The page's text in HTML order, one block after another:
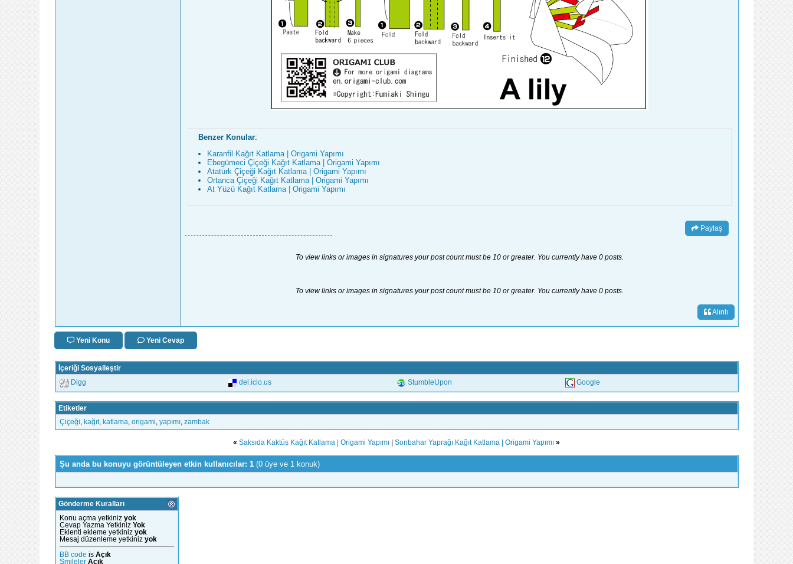
Benzer Konular:
Karanfil Kağıt Katlama | Origami Yapımı
Ebegümeci Çiçeği Kağıt Katlama | Origami Yapımı
Atatürk Çiçeği Kağıt Katlama | Origami Yapımı
Ortanca Çiçeği Kağıt Katlama | Origami Yapımı
At Yüzü Kağıt Katlama | Origami Yapımı
Paylaş
To view links or images in signatures your post count must be 10 or greater. You currently have 0 posts.
To view links or images in signatures your post count must be 10 or greater. You currently have 0 posts.
Alıntı
Yeni Konu Yeni Cevap
İçeriği Sosyalleştir
Digg del.icio.us StumbleUpon Google
Etiketler
Çiçeği
kağıt, katlama origami yapımı, zambak
« Saksıda Kaktüs Kağıt Katlama | Origami Yapımı Sonbahar Yaprağı Kağıt Katlama | Origami Yapımı »
Şu anda bu konuyu görüntüleyen etkin kullanıcılar: 1 (0 üye ve 1 konuk)
Gönderme Kuralları
Konu açma yetkiniz yok
Cevap Yazma Yetkiniz Yok
Eklenti ekleme yetkiniz yok
Mesaj düzenleme yetkiniz yok
BB code is Açık
Smileler Açık